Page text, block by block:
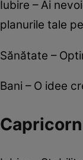
Iubire – Ai
planurile tale
Sănătate –
Bani – O idee
Capricorn